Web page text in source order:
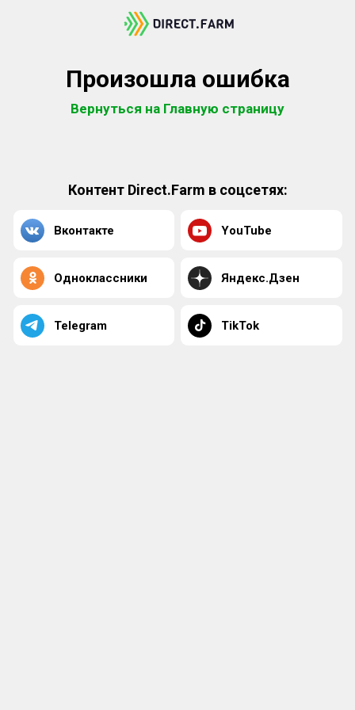
Произошла ошибка
Вернуться на Главную страницу
Контент Direct.Farm в соцсетях:
Вконтакте YouTube
Одноклассники Яндекс.Дзен
Telegram TikTok